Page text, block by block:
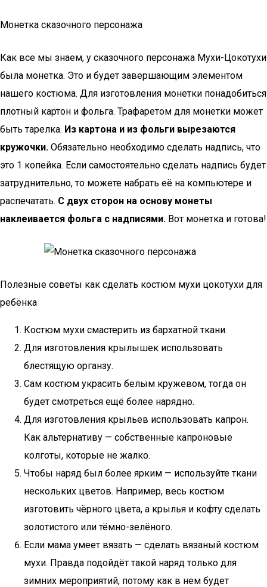
Монетка сказочного персонажа
Как все мы знаем, у сказочного персонажа Мухи-Цокотухи
была монетка. Это и будет завершающим элементом
нашего костюма. Для изготовления монетки понадобиться
плотный картон и фольга. Трафаретом для монетки может
быть тарелка. Из картона и из фольги вырезаются
кружочки. Обязательно необходимо сделать надпись, что
это 1 копейка. Если самостоятельно сделать надпись будет
затруднительно, то можете набрать её на компьютере и
распечатать. С двух сторон на основу монеты
наклеивается фольга с надписями. Вот монетка и готова!
Полезные советы как сделать костюм мухи цокотухи для
ребёнка
Костюм мухи смастерить из бархатной ткани.
Для изготовления крылышек использовать
блестящую органзу.
Сам костюм украсить белым кружевом, тогда он
будет смотреться ещё более нарядно.
Для изготовления крыльев использовать капрон.
Как альтернативу — собственные капроновые
колготы, которые не жалко.
Чтобы наряд был более ярким — используйте ткани
нескольких цветов. Например, весь костюм
изготовить чёрного цвета, а крылья и кофту сделать
золотистого или тёмно-зелёного.
Если мама умеет вязать — сделать вязаный костюм
мухи. Правда подойдёт такой наряд только для
зимних мероприятий, потому как в нем будет